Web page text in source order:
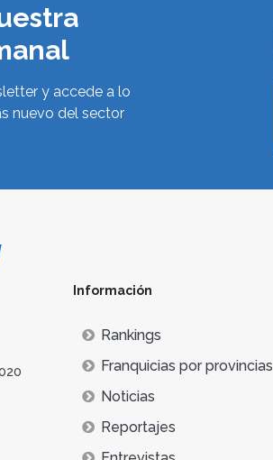
y accede a lo
nuevo del sector
Información
Rankings
Franquicias por provincias
Noticias
Reportajes